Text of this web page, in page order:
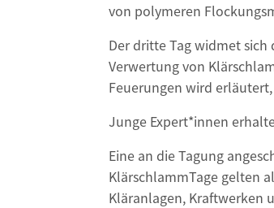
von polymeren
Der dritte Tag widmet
Verwertung von
Feuerungen wird
Junge Expert*innen
Eine an die Tagung
KlärschlammTage gelten
Kläranlagen, Kraftwerken